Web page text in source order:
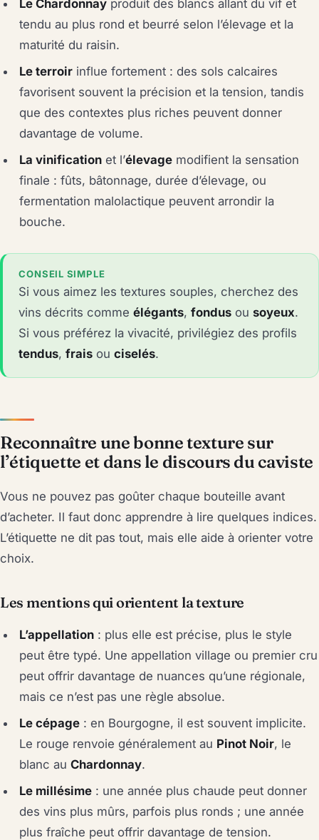
Le Chardonnay produit des blancs allant du vif et
tendu au plus rond et beurré selon l’élevage et la
maturité du raisin.
Le terroir influe fortement : des sols calcaires
favorisent souvent la précision et la tension, tandis
que des contextes plus riches peuvent donner
davantage de volume.
La vinification et l’élevage modifient la sensation
finale : fûts, bâtonnage, durée d’élevage, ou
fermentation malolactique peuvent arrondir la
bouche.
CONSEIL SIMPLE
Si vous aimez les textures souples, cherchez des
vins décrits commeélégants,fondus ousoyeux.
Si vous préférez la vivacité, privilégiez des profils
tendus,frais ouciselés.
Reconnaître une bonne texture sur
l’étiquette et dans le discours du caviste
Vous ne pouvez pas goûter chaque bouteille avant
d’acheter. Il faut donc apprendre à lire quelques indices.
L’étiquette ne dit pas tout, mais elle aide à orienter votre
choix.
Les mentions qui orientent la texture
L’appellation : plus elle est précise, plus le style
peut être typé. Une appellation village ou premier cru
peut offrir davantage de nuances qu’une régionale,
mais ce n’est pas une règle absolue.
Le cépage : en Bourgogne, il est souvent implicite.
Le rouge renvoie généralement au Pinot Noir, le
blanc auChardonnay.
Le millésime : une année plus chaude peut donner
des vins plus mûrs, parfois plus ronds ; une année
plus fraîche peut offrir davantage de tension.